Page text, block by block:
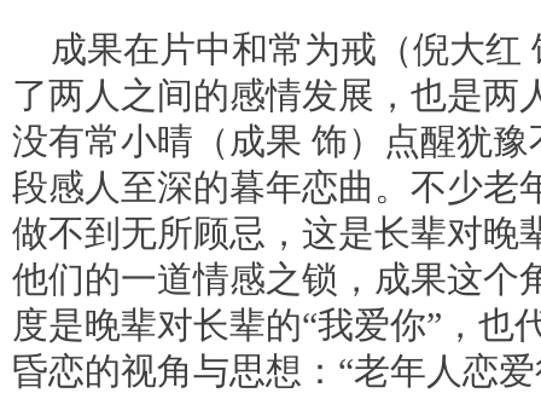
成果在片中和常为戒（倪大红
了两人之间的感情发展，也是两
没有常小晴（成果 饰）点醒犹
段感人至深的暮年恋曲。不少老
做不到无所顾忌，这是长辈对晚
他们的一道情感之锁，成果这个
度是晚辈对长辈的“我爱你”，也
昏恋的视角与思想：“老年人恋